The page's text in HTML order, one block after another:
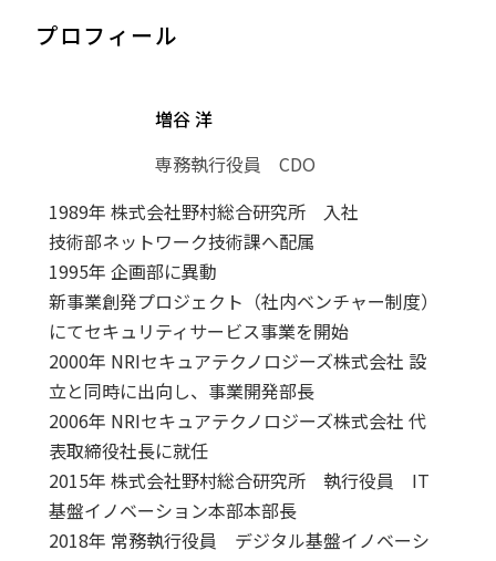
プロフィール
増谷 洋
専務執行役員 CDO
1989年 株式会社野村総合研究所 入社
技術部ネットワーク技術課へ配属
1995年 企画部に異動
新事業創発プロジェクト（社内ベンチャー制度）
にてセキュリティサービス事業を開始
2000年 NRIセキュアテクノロジーズ株式会社 設
立と同時に出向し、事業開発部長
2006年 NRIセキュアテクノロジーズ株式会社 代
表取締役社長に就任
2015年 株式会社野村総合研究所 執行役員 IT
基盤イノベーション本部本部長
2018年 常務執行役員 デジタル基盤イノベーシ